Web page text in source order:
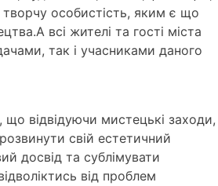
творчу особистість, яким є що
всі жителі та гості міста
так і учасниками даного
відвідуючи мистецькі заходи,
свій естетичний
досвід та сублімувати
від проблем